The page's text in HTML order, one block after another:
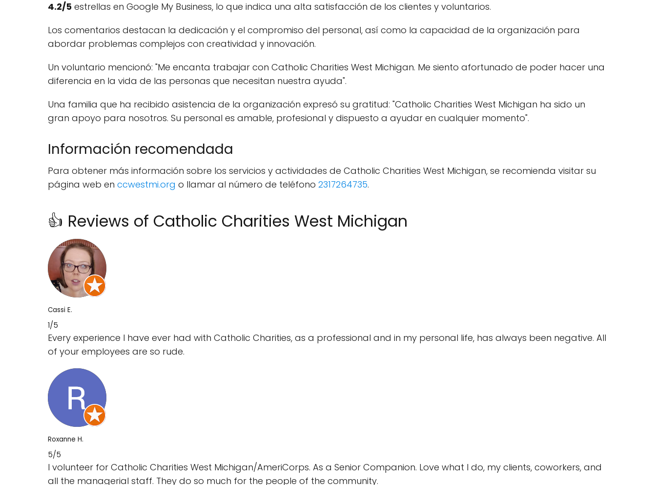
4.2/5 estrellas en Google My Business, lo que indica una alta satisfacción de los clientes y voluntarios.
Los comentarios destacan la dedicación y el compromiso del personal, así como la capacidad de la organización para
abordar problemas complejos con creatividad y innovación.
Un voluntario mencionó: "Me encanta trabajar con Catholic Charities West Michigan. Me siento afortunado de poder hacer una
diferencia en la vida de las personas que necesitan nuestra ayuda".
Una familia que ha recibido asistencia de la organización expresó su gratitud: "Catholic Charities West Michigan ha sido un
gran apoyo para nosotros. Su personal es amable, profesional y dispuesto a ayudar en cualquier momento".
Información recomendada
Para obtener más información sobre los servicios y actividades de Catholic Charities West Michigan, se recomienda visitar su
página web en ccwestmi.org o llamar al número de teléfono 2317264735.
👍 Reviews of Catholic Charities West Michigan
Cassi E.
1/5
Every experience I have ever had with Catholic Charities, as a professional and in my personal life, has always been negative. All
of your employees are so rude.
Roxanne H.
5/5
I volunteer for Catholic Charities West Michigan/AmeriCorps. As a Senior Companion. Love what I do, my clients, coworkers, and
all the managerial staff. They do so much for the people of the community.